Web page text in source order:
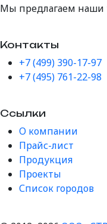
Мы предлагаем наши
Контакты
+7 (499) 390-17-97
+7 (495) 761-22-98
Ссылки
О компании
Прайс-лист
Продукция
Проекты
Список городов